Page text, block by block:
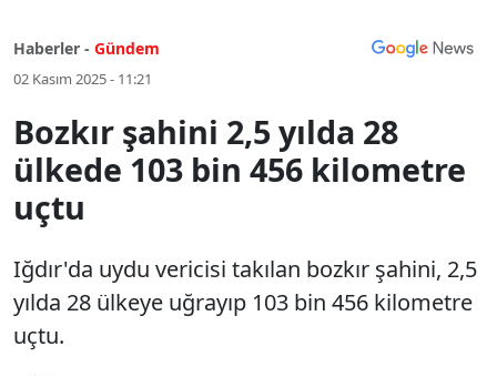
Haberler - Gündem
02 Kasım 2025 - 11:21
Bozkır şahini 2,5 yılda 28
ülkede 103 bin 456 kilometre
uçtu
Iğdır'da uydu vericisi takılan bozkır şahini, 2,5
yılda 28 ülkeye uğrayıp 103 bin 456 kilometre
uçtu.